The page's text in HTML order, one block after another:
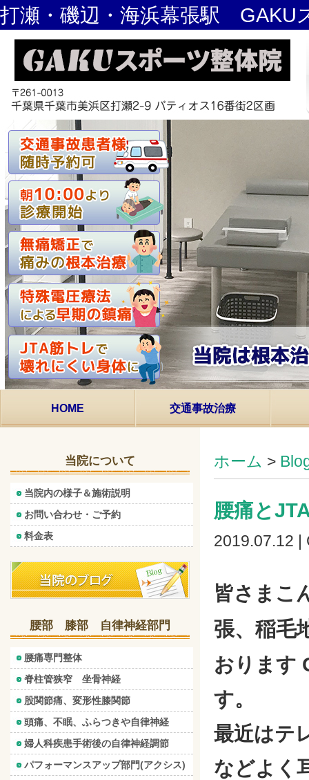
打瀬・磯辺・海浜幕張駅 GAKU
HOME 交通事故治療
ホーム >
腰痛と
2019.07.12
皆さまこ
張、稲毛
おります
す。
最近はテ
などよく
当院について
当院内の様子＆施術説明
お問い合わせ・ご予約
料金表
腰部 膝部 自律神経部門
腰痛専門整体
脊柱管狭窄 坐骨神経
股関節痛、変形性膝関節
頭痛、不眠、ふらつきや自律神経
婦人科疾患手術後の自律神経調節
パフォーマンスアップ部門(アクシス)